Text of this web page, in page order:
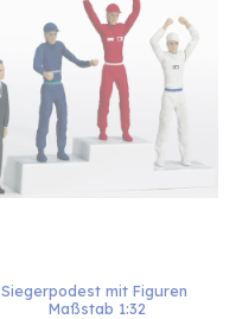
Siegerpodest mit Figuren
Maßstab 1:32